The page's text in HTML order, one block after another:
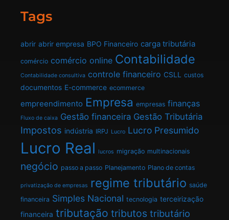
Tags
abrir abrir empresa BPO Financeiro carga tributária
comércio comércio online Contabilidade
Contabilidade consultiva controle financeiro CSLL custos
documentos E-commerce ecommerce
empreendimento Empresa empresas finanças
Fluxo de caixa Gestão financeira Gestão Tributária
Impostos indústria IRPJ Lucro Lucro Presumido
Lucro Real lucros migração multinacionais
negócio passo a passo Planejamento Plano de contas
privatização de empresas regime tributário saúde
financeira Simples Nacional tecnologia terceirização
financeira tributação tributos tributário